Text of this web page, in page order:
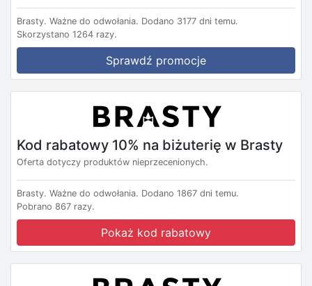
Brasty. Ważne do odwołania. Dodano 3177 dni temu.
Skorzystano 1264 razy.
Sprawdź promocje
Kod rabatowy 10% na biżuterię w Brasty
Oferta dotyczy produktów nieprzecenionych.
Brasty. Ważne do odwołania. Dodano 1867 dni temu.
Pobrano 867 razy.
Pokaż kod rabatowy